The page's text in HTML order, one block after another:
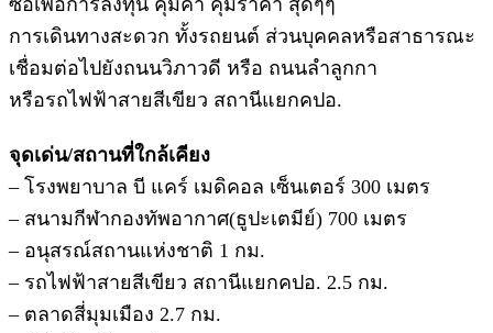
การเดินทางสะดวก ทั้งรถยนต์ ส่วนบุคคลหรือสาธารณะ
เชื่อมต่อไปยังถนนวิภาวดี หรือ ถนนลำลูกกา
หรือรถไฟฟ้าสายสีเขียว สถานีแยกคปอ.
จุดเด่น/สถานที่ใกล้เคียง
– โรงพยาบาล บี แคร์ เมดิคอล เซ็นเตอร์ 300 เมตร
– สนามกีฬากองทัพอากาศ(ธูปะเตมีย์) 700 เมตร
– อนุสรณ์สถานแห่งชาติ 1 กม.
– รถไฟฟ้าสายสีเขียว สถานีแยกคปอ. 2.5 กม.
– ตลาดสี่มุมเมือง 2.7 กม.